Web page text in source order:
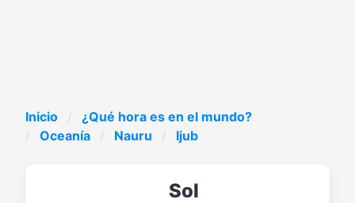
Inicio
¿Qué hora es en el mundo?
Oceanía
Nauru Ijub
Sol